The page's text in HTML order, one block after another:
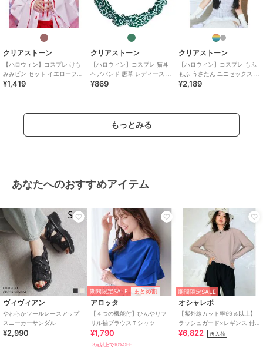
クリアストーン
【ハロウィン】コスプレ けも
みみピン セット イエローフォ
ックス ユニセックス ブラウン
¥1,419
クリアストーン
【ハロウィン】コスプレ 猫耳
ヘアバンド 唐草 レディース グ
リーン
¥869
クリアストーン
【ハロウィン】コスプレ もふ
もふ うさたん ユニセックス グ
レー かぶりもの
¥2,189
もっとみる
あなたへのおすすめアイテム
ヴィヴィアン
やわらかソールレースアップ
スニーカーサンダル
¥2,990
期間限定SALE まとめ割
アロッタ
【４つの機能付】ひんやりフ
リル袖ブラウスＴシャツ
¥1,790
3点以上で10%OFF
期間限定SALE
オシャレボ
【紫外線カット率99％以上】
ラッシュガード×レギンス 付
き タンキニ
¥6,822 再入荷